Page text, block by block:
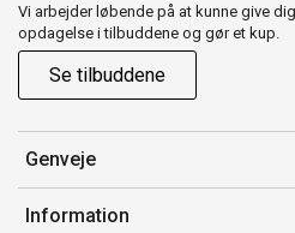
Vi arbejder løbende på at kunne give
opdagelse i tilbuddene og gør et kup.
Se tilbuddene
Genveje
Min side
Information